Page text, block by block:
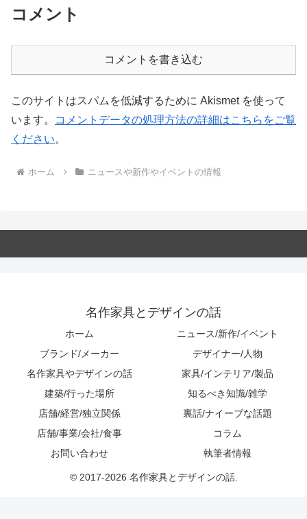
コメント
コメントを書き込む
このサイトはスパムを低減するために Akismet を使って
います。
コメントデータの処理方法の詳細はこちらをご覧
ください。
ホーム ニュースや新作やイベントの情報
名作家具とデザインの話
ホーム
ニュース/新作/イベント
ブランド/メーカー
デザイナー/人物
名作家具やデザインの話
家具/インテリア/製品
建築/行った場所
知るべき知識/雑学
店舗/経営/独立関係
裏話/ナイーブな話題
店舗/事業/会社/食事
コラム
お問い合わせ
執筆者情報
© 2017-2026 名作家具とデザインの話.